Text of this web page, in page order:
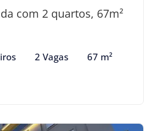
com 2 quartos, 67m²
2 Vagas 67 m²